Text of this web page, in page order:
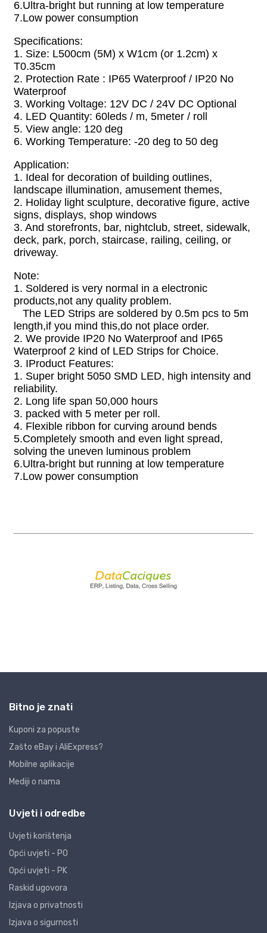
Bitno je znati
Kuponi za popuste
Zašto eBay i AliExpress?
Mobilne aplikacije
Mediji o nama
Uvjeti i odredbe
Uvjeti korištenja
Opći uvjeti - PO
Opći uvjeti - PK
Raskid ugovora
Izjava o privatnosti
Izjava o sigurnosti